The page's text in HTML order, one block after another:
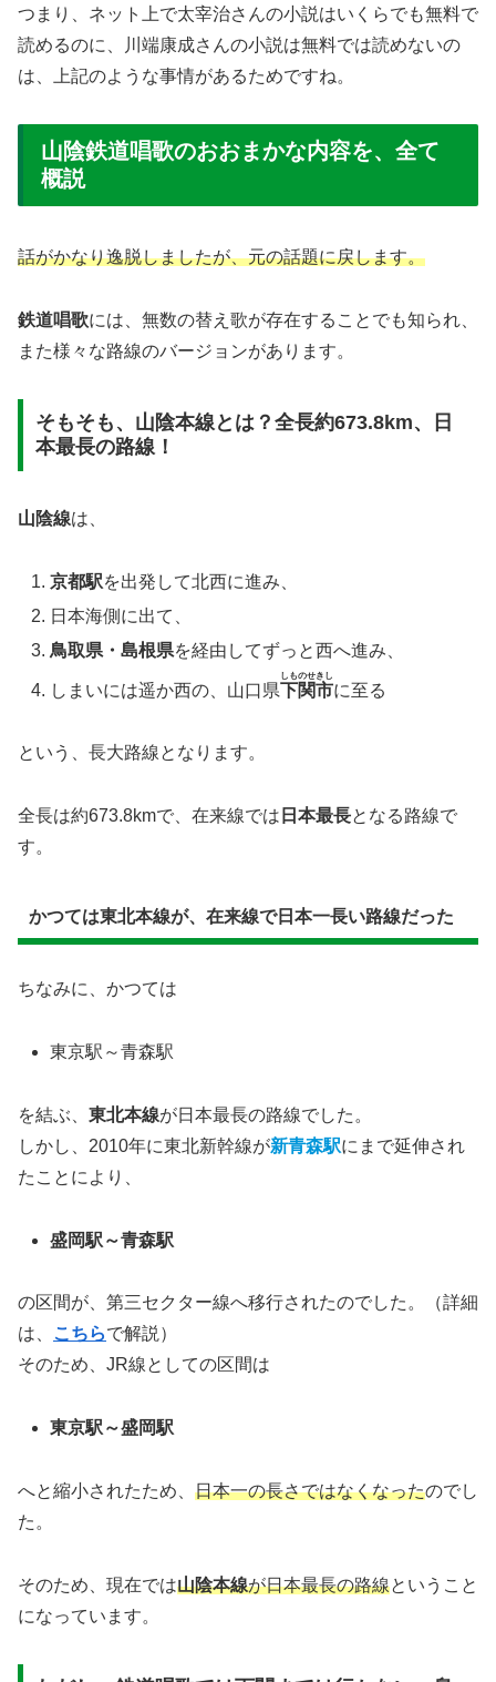
つまり、ネット上で太宰治さんの小説はいくらでも無料で
読めるのに、川端康成さんの小説は無料では読めないの
は、上記のような事情があるためですね。
山陰鉄道唱歌のおおまかな内容を、全て
概説
話がかなり逸脱しましたが、元の話題に戻します。
鉄道唱歌には、無数の替え歌が存在することでも知られ、
また様々な路線のバージョンがあります。
そもそも、山陰本線とは？全長約673.8km、日
本最長の路線！
山陰線は、
京都駅を出発して北西に進み、
日本海側に出て、
鳥取県・島根県を経由してずっと西へ進み、
しまいには遥か西の、山口県下関市
しものせきし
に至る
という、長大路線となります。
全長は約673.8kmで、在来線では 日本最長となる路線で
す。
かつては東北本線が、在来線で日本一長い路線だった
ちなみに、かつては
東京駅～青森駅
を結ぶ、 東北本線が日本最長の路線でした。
しかし、2010年に東北新幹線が新青森駅にまで延伸され
たことにより、
盛岡駅～青森駅
の区間が、第三セクター線へ移行されたのでした。（詳細
は、
こちらで解説）
そのため、JR線としての区間は
東京駅～盛岡駅
へと縮小されたため、 日本一の長さではなくなったのでし
た。
そのため、現在では山陰本線が日本最長の路線ということ
になっています。